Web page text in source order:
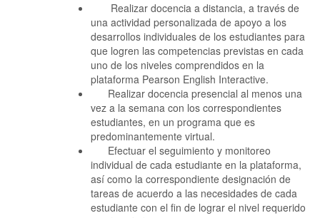
Realizar docencia a distancia, a través de
una actividad personalizada de apoyo a los
desarrollos individuales de los estudiantes para
que logren las competencias previstas en cada
uno de los niveles comprendidos en la
plataforma Pearson English Interactive.
Realizar docencia presencial al menos una
vez a la semana con los correspondientes
estudiantes, en un programa que es
predominantemente virtual.
Efectuar el seguimiento y monitoreo
individual de cada estudiante en la plataforma,
así como la correspondiente designación de
tareas de acuerdo a las necesidades de cada
estudiante con el fin de lograr el nivel requerido